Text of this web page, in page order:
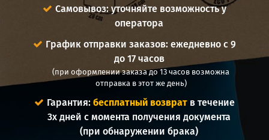
Самовывоз: уточняйте возможность у
оператора
График отправки заказов: ежедневно с 9
до 17 часов
(при оформлении заказа до 13 часов возможна
отправка в этот же день)
Гарантия:бесплатный возврат в течение
3х дней с момента получения документа
(при обнаружении брака)